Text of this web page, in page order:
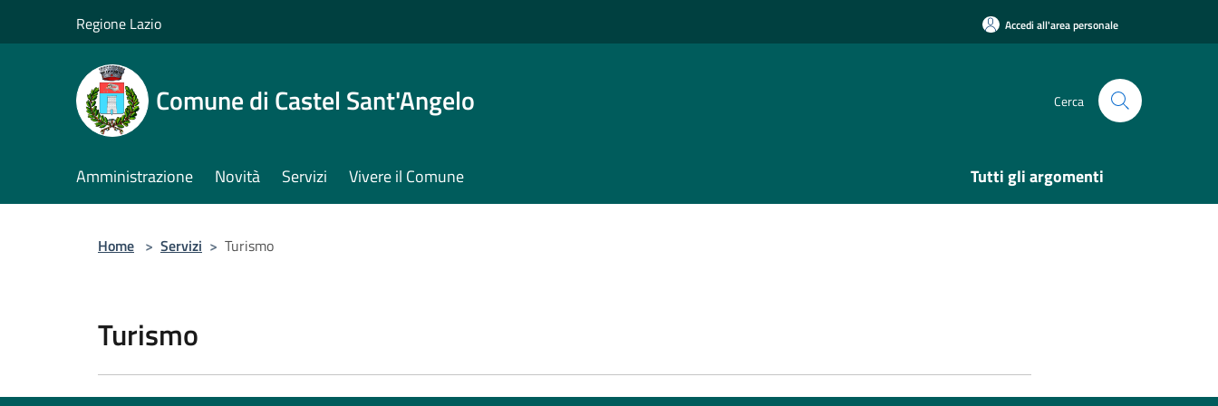
Regione Lazio Accedi all'area personale
Comune di Castel Sant'Angelo Cerca
Amministrazione Novità Servizi Vivere il Comune Tutti gli argomenti
Home > Servizi > Turismo
Turismo